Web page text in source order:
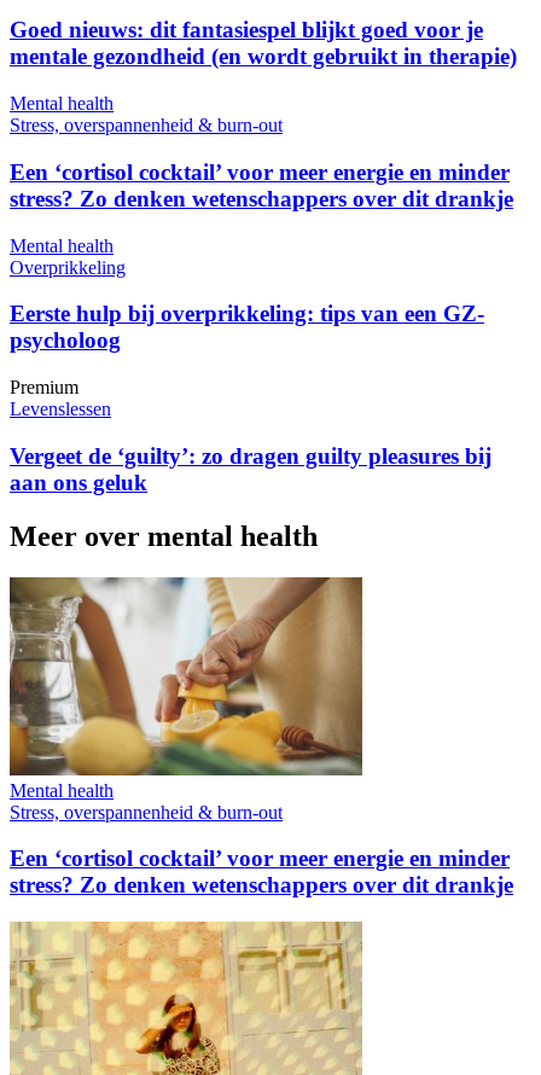
Goed nieuws: dit fantasiespel blijkt goed voor je
mentale gezondheid (en wordt gebruikt in therapie)
Mental health
Stress, overspannenheid & burn-out
Een ‘cortisol cocktail’ voor meer energie en minder
stress? Zo denken wetenschappers over dit drankje
Mental health
Overprikkeling
Eerste hulp bij overprikkeling: tips van een GZ-
psycholoog
Premium
Levenslessen
Vergeet de ‘guilty’: zo dragen guilty pleasures bij
aan ons geluk
Meer over mental health
Mental health
Stress, overspannenheid & burn-out
Een ‘cortisol cocktail’ voor meer energie en minder
stress? Zo denken wetenschappers over dit drankje